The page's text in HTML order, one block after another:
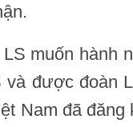
muốn hành
và được đoàn
Nam đã đăng